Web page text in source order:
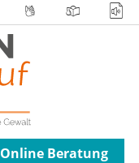
Online Beratung